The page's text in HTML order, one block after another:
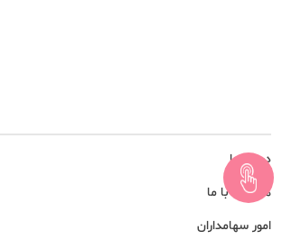
درباره ما
همکاری با ما
امور سهامداران